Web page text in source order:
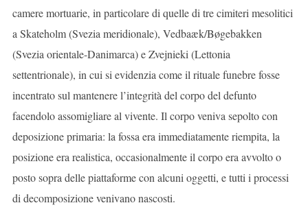
camere mortuarie, in particolare di quelle di tre cimiteri mesolitici
a Skateholm (Svezia meridionale), Vedbaæk/Bøgebakken
(Svezia orientale-Danimarca) e Zvejnieki (Lettonia
settentrionale), in cui si evidenzia come il rituale funebre fosse
incentrato sul mantenere l’integrità del corpo del defunto
facendolo assomigliare al vivente. Il corpo veniva sepolto con
deposizione primaria: la fossa era immediatamente riempita, la
posizione era realistica, occasionalmente il corpo era avvolto o
posto sopra delle piattaforme con alcuni oggetti, e tutti i processi
di decomposizione venivano nascosti.